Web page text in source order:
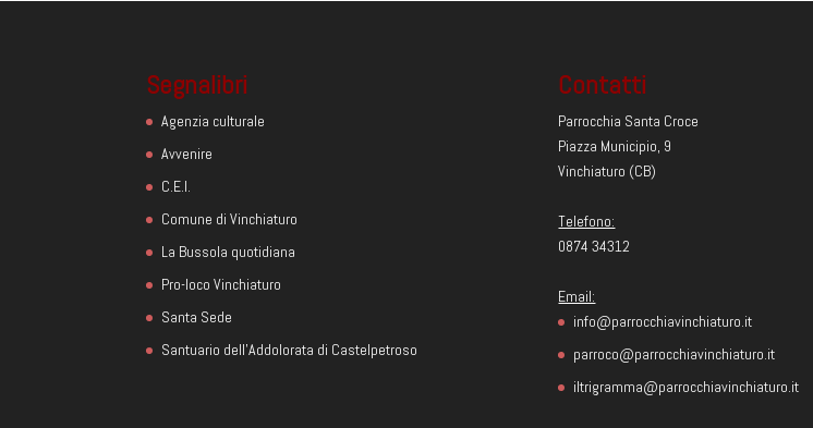
Segnalibri
Agenzia culturale
Avvenire
C.E.I.
Comune di Vinchiaturo
La Bussola quotidiana
Pro-loco Vinchiaturo
Santa Sede
Santuario dell'Addolorata di Castelpetroso
Contatti
Parrocchia Santa Croce
Piazza Municipio, 9
Vinchiaturo (CB)
Telefono:
0874 34312
Email:
info@parrocchiavinchiaturo.it
parroco@parrocchiavinchiaturo.it
iltrigramma@parrocchiavinchiaturo.it